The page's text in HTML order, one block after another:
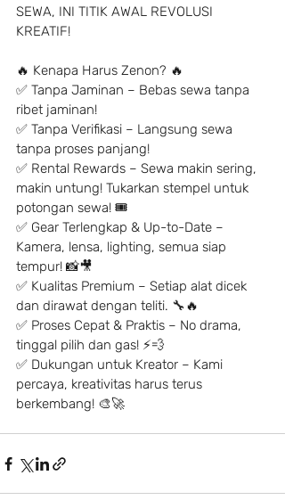
SEWA, INI TITIK AWAL REVOLUSI
KREATIF!
🔥 Kenapa Harus Zenon? 🔥
✅ Tanpa Jaminan – Bebas sewa tanpa
ribet jaminan!
✅ Tanpa Verifikasi – Langsung sewa
tanpa proses panjang!
✅ Rental Rewards – Sewa makin sering,
makin untung! Tukarkan stempel untuk
potongan sewa! 🎟
✅ Gear Terlengkap & Up-to-Date –
Kamera, lensa, lighting, semua siap
tempur! 📸🎥
✅ Kualitas Premium – Setiap alat dicek
dan dirawat dengan teliti. 🔧🔥
✅ Proses Cepat & Praktis – No drama,
tinggal pilih dan gas! ⚡️💨
✅ Dukungan untuk Kreator – Kami
percaya, kreativitas harus terus
berkembang! 🎨🚀